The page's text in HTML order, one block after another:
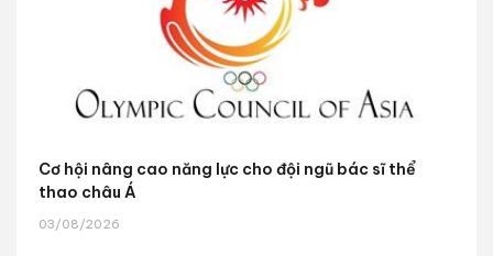
Cơ hội nâng cao năng lực cho đội ngũ bác sĩ thể
thao châu Á
03/08/2026